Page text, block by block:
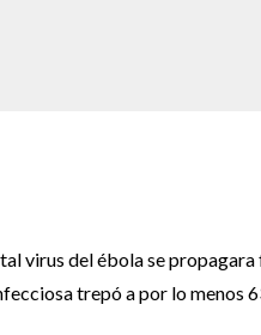
virus del ébola se
trepó a por lo menos